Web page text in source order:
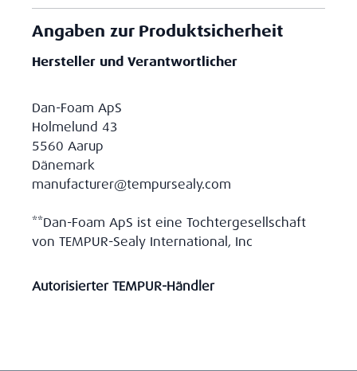
Angaben zur Produktsicherheit
Hersteller und Verantwortlicher
Dan-Foam ApS
Holmelund 43
5560 Aarup
Dänemark
manufacturer@tempursealy.com
**Dan-Foam ApS ist eine Tochtergesellschaft
von TEMPUR-Sealy International, Inc
Autorisierter TEMPUR-Händler